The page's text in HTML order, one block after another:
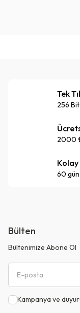
Tek
256
2000
60
Bülten
Bültenimize Abone Ol
Kampanya ve